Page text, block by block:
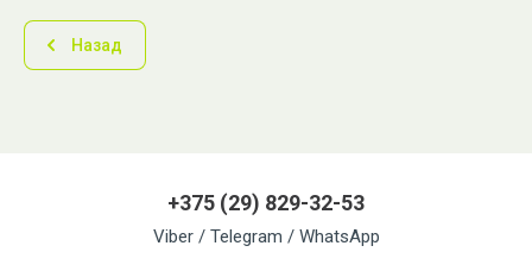
Назад
+375 (29) 829-32-53
Viber / Telegram / WhatsApp